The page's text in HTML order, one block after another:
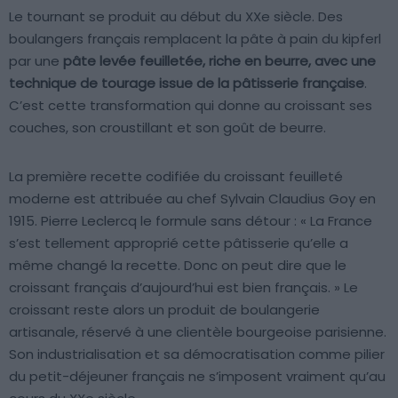
Le tournant se produit au début du XXe siècle. Des
boulangers français remplacent la pâte à pain du kipferl
par une pâte levée feuilletée, riche en beurre, avec une
technique de tourage issue de la pâtisserie française.
C’est cette transformation qui donne au croissant ses
couches, son croustillant et son goût de beurre.
La première recette codifiée du croissant feuilleté
moderne est attribuée au chef Sylvain Claudius Goy en
1915. Pierre Leclercq le formule sans détour : « La France
s’est tellement approprié cette pâtisserie qu’elle a
même changé la recette. Donc on peut dire que le
croissant français d’aujourd’hui est bien français. » Le
croissant reste alors un produit de boulangerie
artisanale, réservé à une clientèle bourgeoise parisienne.
Son industrialisation et sa démocratisation comme pilier
du petit-déjeuner français ne s’imposent vraiment qu’au